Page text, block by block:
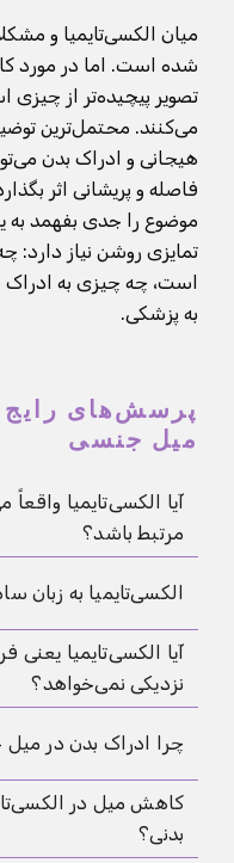
میان الکسی‌تایمیا و
شده است. اما در مورد
تصویر پیچیده‌تر از چیزی
می‌کنند. محتمل‌ترین
هیجانی و ادراک بدن
فاصله و پریشانی اثر
موضوع را جدی بفهمد به
تمایزی روشن نیاز دارد:
است، چه چیزی به
به پزشکی.
پرسش‌های رایج
میل جنسی
آیا الکسی‌تایمیا
مرتبط باشد؟
بله، چنین ارتباطی
رضایت جنسی کمتر و
می‌کنند تا به یک
دست رفتن میل بداند.
الکسی‌تایمیا به زبان
الکسی‌تایمیا در اصل
با کلمات و تمایز
معنی بیماری هم نیست.
آیا الکسی‌تایمیا یعنی
نزدیکی نمی‌خواهد؟
نه. بسیاری از افراد با
روشن وضعیت درونی خود
نزدیکی را سخت‌تر کند،
چرا ادراک بدن در
چون میل و برانگیختگی
درونی بدن گره
کاهش میل در
بدنی؟